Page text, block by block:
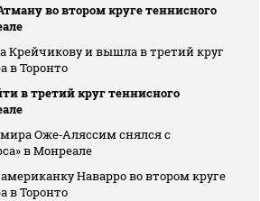
во втором круге теннисного
Крейчикову и вышла в третий круг
в Торонто
в третий круг теннисного
Оже‑Аляссим снялся с
в Монреале
Наварро во втором круге
в Торонто